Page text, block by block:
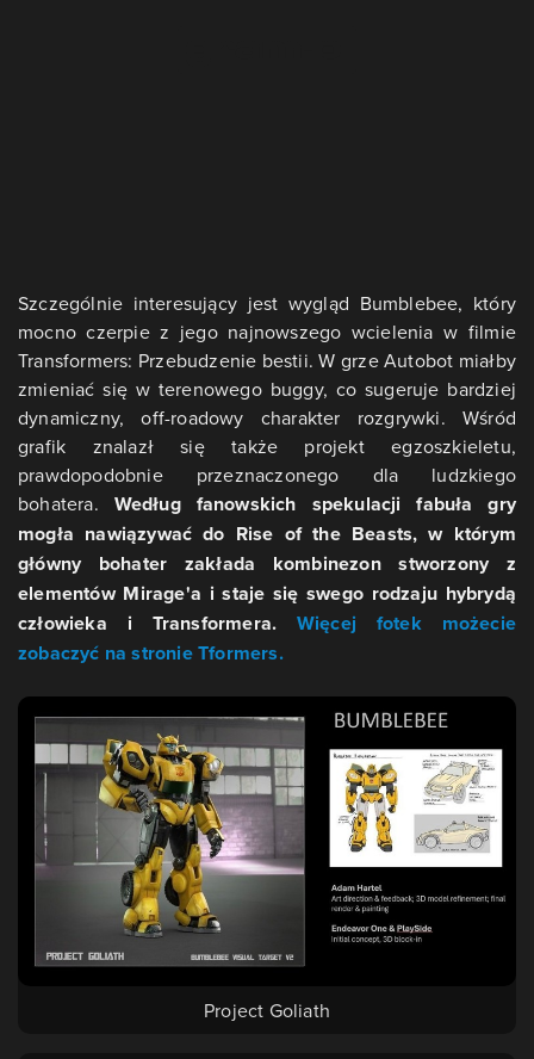
Szczególnie interesujący jest wygląd Bumblebee, który
mocno czerpie z jego najnowszego wcielenia w filmie
Transformers: Przebudzenie bestii. W grze Autobot miałby
zmieniać się w terenowego buggy, co sugeruje bardziej
dynamiczny, off-roadowy charakter rozgrywki. Wśród
grafik znalazł się także projekt egzoszkieletu,
prawdopodobnie przeznaczonego dla ludzkiego
bohatera. Według fanowskich spekulacji fabuła gry
mogła nawiązywać do Rise of the Beasts, w którym
główny bohater zakłada kombinezon stworzony z
elementów Mirage'a i staje się swego rodzaju hybrydą
człowieka i Transformera. Więcej fotek możecie
zobaczyć na stronie Tformers.
Project Goliath